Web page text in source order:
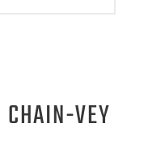
CHAIN-VEY